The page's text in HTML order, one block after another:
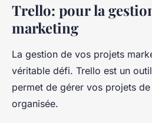
Trello: pour la
marketing
La gestion de vos projets
véritable défi. Trello est un
permet de gérer vos projets
organisée.